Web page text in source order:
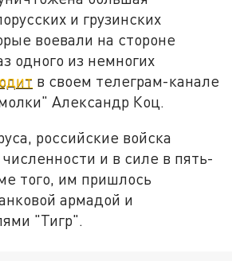
и грузинских
воевали на стороне
одного из немногих
в своем телеграм-канале
Александр Коц.
российские войска
и в силе в пять-
того, им пришлось
армадой и
"Тигр".